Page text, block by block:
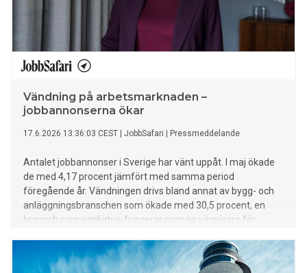
Vändning på arbetsmarknaden –
jobbannonserna ökar
17.6.2026 13:36:03 CEST JobbSafari Pressmeddelande
Antalet jobbannonser i Sverige har vänt uppåt. I maj ökade
de med 4,17 procent jämfört med samma period
föregående år. Vändningen drivs bland annat av bygg- och
anläggningsbranschen som ökade med 30,5 procent, en
bransch som vanligtvis fungerar som en vägvisare för